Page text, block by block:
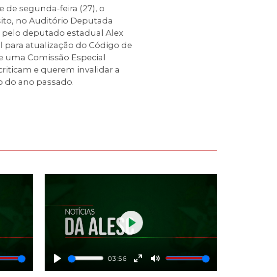
de segunda-feira (27), o
no Auditório Deputada
deputado estadual Alex
para atualização do Código de
uma Comissão Especial
e querem invalidar a
do ano passado.
Play
03:56
EnterMute
Play